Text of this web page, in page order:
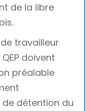
de la libre
travailleur
doivent
préalable
détention du